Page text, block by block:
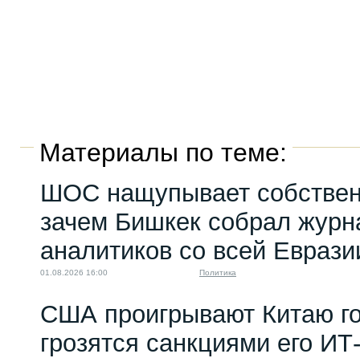
Материалы по теме:
ШОС нащупывает
зачем Бишкек собрал
аналитиков со всей
01.08.2026 16:00 Политика
США проигрывают Китаю
грозятся санкциями его